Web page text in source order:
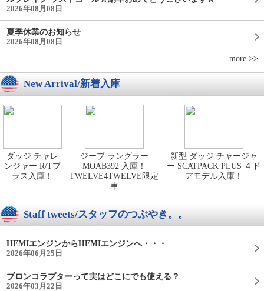
2026年08月08日
夏季休業のお知らせ
2026年08月08日
more >>
New Arrival/新着入庫
ダッジ チャレ
ンジャー R/Tプ
ラス入庫！
ジープ ラングラー
MOAB392 入庫！
TWELVE4TWELVE限定
車
新型 ダッジ チャージャ
ー SCATPACK PLUS ４ド
アモデル入庫！
Staff tweets/スタッフのつぶやき。。
HEMIエンジンからHEMIエンジンへ・・・
2026年06月25日
ブロンコラプターって実はどこにでも使える？
2026年03月22日